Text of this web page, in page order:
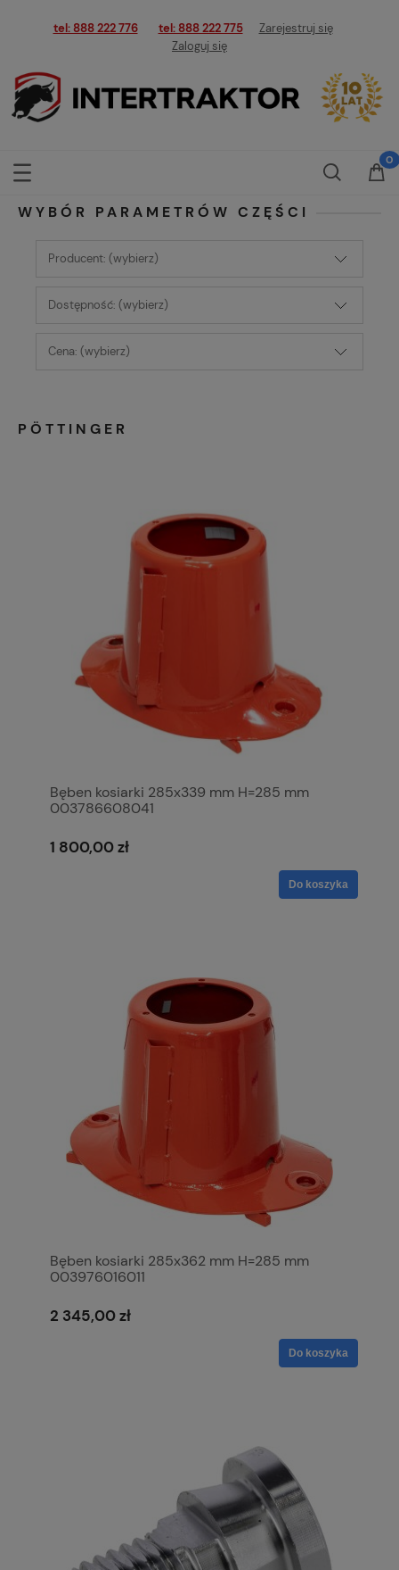
tel: 888 222 776 tel: 888 222 775
Zarejestruj się
Zaloguj się
WYBÓR PARAMETRÓW CZĘŚCI
Producent: (wybierz)
Dostępność: (wybierz)
Cena: (wybierz)
PÖTTINGER
Bęben kosiarki 285x339 mm H=285 mm
003786608041
1 800,00 zł
Do koszyka
Bęben kosiarki 285x362 mm H=285 mm
003976016011
2 345,00 zł
Do koszyka